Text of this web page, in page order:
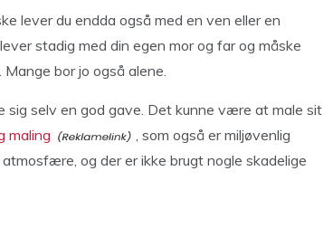
lever du endda også med en ven eller en
stadig med din egen mor og far og måske
bor jo også alene.
selv en god gave. Det kunne være at male sit
maling
, som også er miljøvenlig
og der er ikke brugt nogle skadelige